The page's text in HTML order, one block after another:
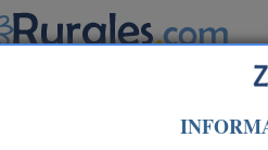
Busca por
> Villanueva de Duero